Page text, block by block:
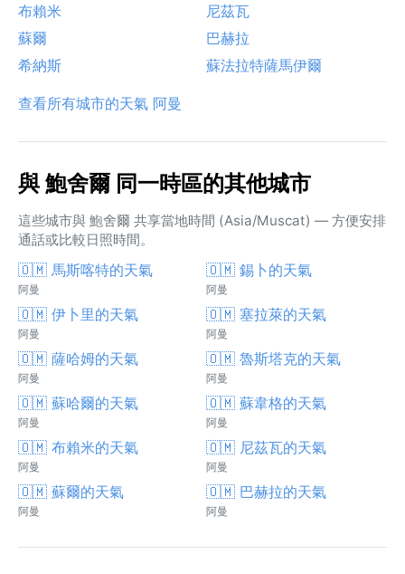
布賴米
尼茲瓦
蘇爾
巴赫拉
希納斯
蘇法拉特薩馬伊爾
查看所有城市的天氣 阿曼
與 鮑舍爾 同一時區的其他城市
這些城市與 鮑舍爾 共享當地時間 (Asia/Muscat) — 方便安排
通話或比較日照時間。
🇴🇲 馬斯喀特的天氣
阿曼
🇴🇲 錫卜的天氣
阿曼
🇴🇲 伊卜里的天氣
阿曼
🇴🇲 塞拉萊的天氣
阿曼
🇴🇲 薩哈姆的天氣
阿曼
🇴🇲 魯斯塔克的天氣
阿曼
🇴🇲 蘇哈爾的天氣
阿曼
🇴🇲 蘇韋格的天氣
阿曼
🇴🇲 布賴米的天氣
阿曼
🇴🇲 尼茲瓦的天氣
阿曼
🇴🇲 蘇爾的天氣
阿曼
🇴🇲 巴赫拉的天氣
阿曼